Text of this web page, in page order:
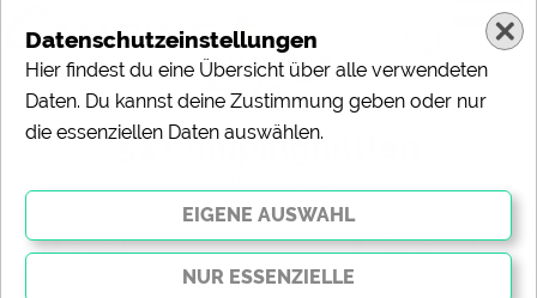
52 Campinghütten
ändern Sortierung:
Datenschutzeinstellungen
Hier findest du eine Übersicht über alle verwendeten
Daten. Du kannst deine Zustimmung geben oder nur
die essenziellen Daten auswählen.